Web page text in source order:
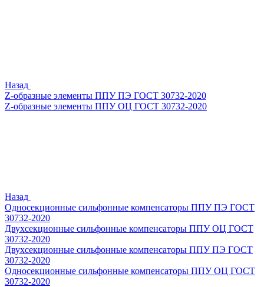
Назад
Z-образные элементы ППУ ПЭ ГОСТ 30732-2020
Z-образные элементы ППУ ОЦ ГОСТ 30732-2020
Назад
Односекционные сильфонные компенсаторы ППУ ПЭ ГОСТ
30732-2020
Двухсекционные сильфонные компенсаторы ППУ ОЦ ГОСТ
30732-2020
Двухсекционные сильфонные компенсаторы ППУ ПЭ ГОСТ
30732-2020
Односекционные сильфонные компенсаторы ППУ ОЦ ГОСТ
30732-2020